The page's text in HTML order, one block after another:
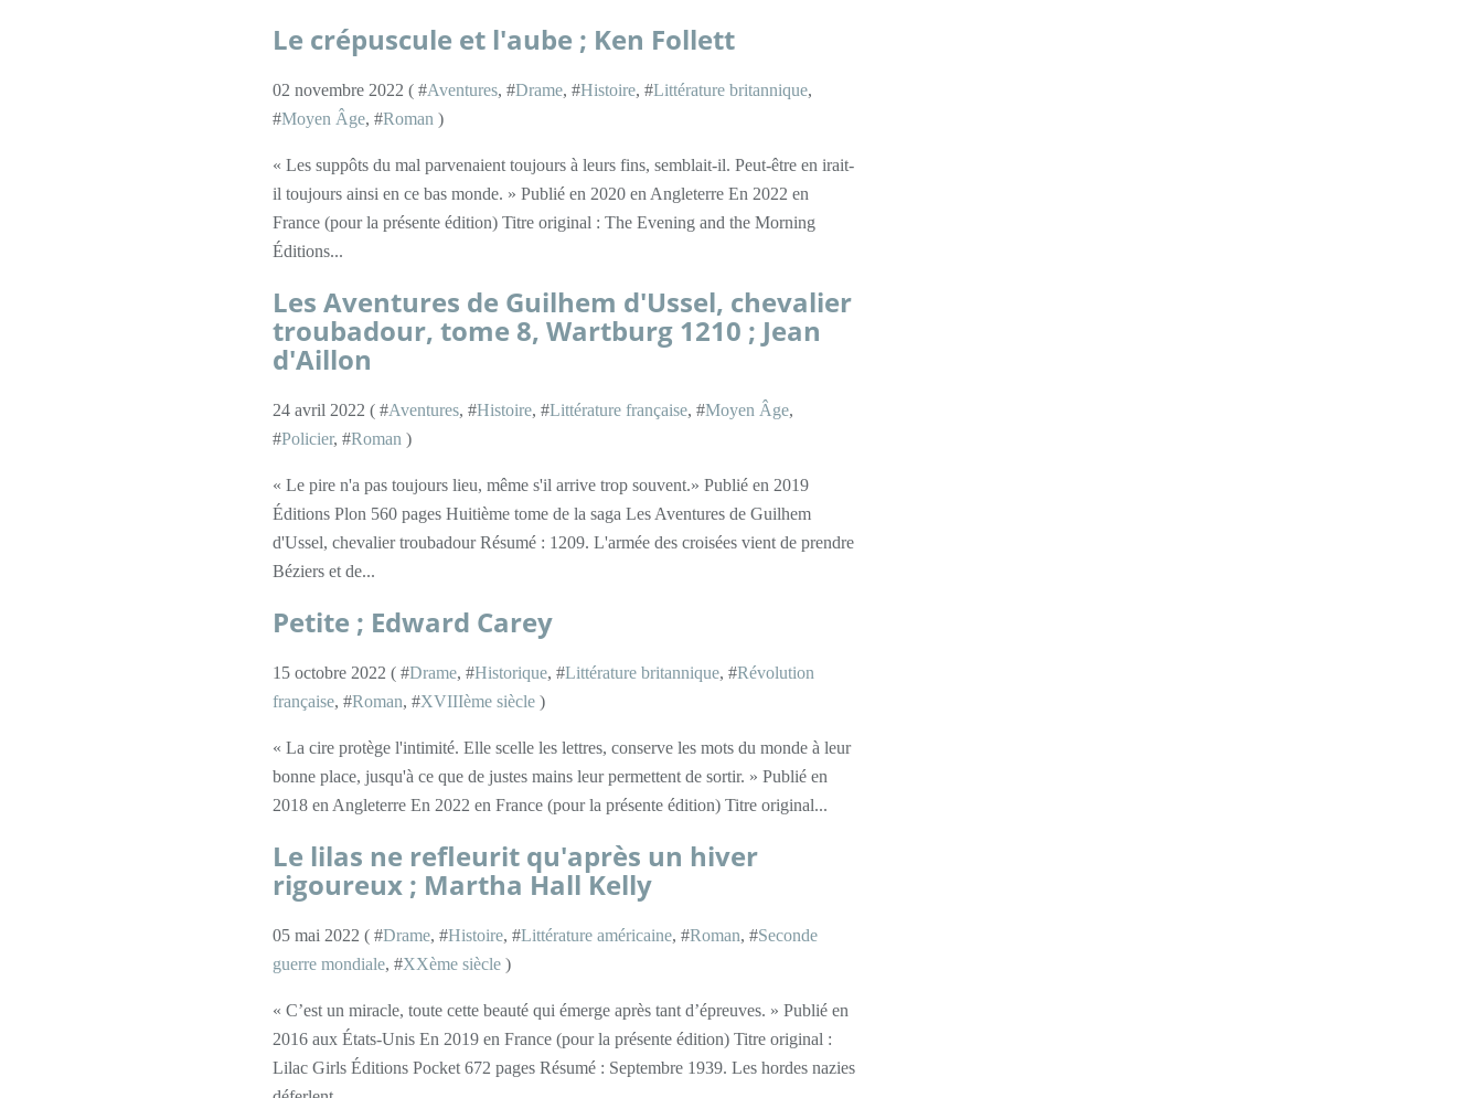
Le crépuscule et l'aube ; Ken Follett
02 novembre 2022 ( #Aventures, #Drame, #Histoire, #Littérature britannique,
#Moyen Âge, #Roman )
« Les suppôts du mal parvenaient toujours à leurs fins, semblait-il. Peut-être en irait-
il toujours ainsi en ce bas monde. » Publié en 2020 en Angleterre En 2022 en
France (pour la présente édition) Titre original : The Evening and the Morning
Éditions...
Les Aventures de Guilhem d'Ussel, chevalier
troubadour, tome 8, Wartburg 1210 ; Jean
d'Aillon
24 avril 2022 ( #Aventures, #Histoire, #Littérature française, #Moyen Âge,
#Policier, #Roman )
« Le pire n'a pas toujours lieu, même s'il arrive trop souvent.» Publié en 2019
Éditions Plon 560 pages Huitième tome de la saga Les Aventures de Guilhem
d'Ussel, chevalier troubadour Résumé : 1209. L'armée des croisées vient de prendre
Béziers et de...
Petite ; Edward Carey
15 octobre 2022 ( #Drame, #Historique, #Littérature britannique, #Révolution
française, #Roman, #XVIIIème siècle )
« La cire protège l'intimité. Elle scelle les lettres, conserve les mots du monde à leur
bonne place, jusqu'à ce que de justes mains leur permettent de sortir. » Publié en
2018 en Angleterre En 2022 en France (pour la présente édition) Titre original...
Le lilas ne refleurit qu'après un hiver
rigoureux ; Martha Hall Kelly
05 mai 2022 ( #Drame, #Histoire, #Littérature américaine, #Roman, #Seconde
guerre mondiale, #XXème siècle )
« C’est un miracle, toute cette beauté qui émerge après tant d’épreuves. » Publié en
2016 aux États-Unis En 2019 en France (pour la présente édition) Titre original :
Lilac Girls Éditions Pocket 672 pages Résumé : Septembre 1939. Les hordes nazies